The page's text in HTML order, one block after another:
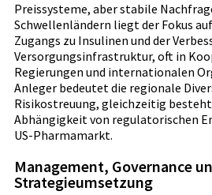
Preissysteme, aber stabile
Schwellenländern liegt der Fokus
Zugangs zu Insulinen und der
Versorgungsinfrastruktur, oft in
Regierungen und internationalen
Anleger bedeutet die regionale
Risikostreuung, gleichzeitig
Abhängigkeit von regulatorischen
US-Pharmamarkt.
Management, Governance
Strategieumsetzung